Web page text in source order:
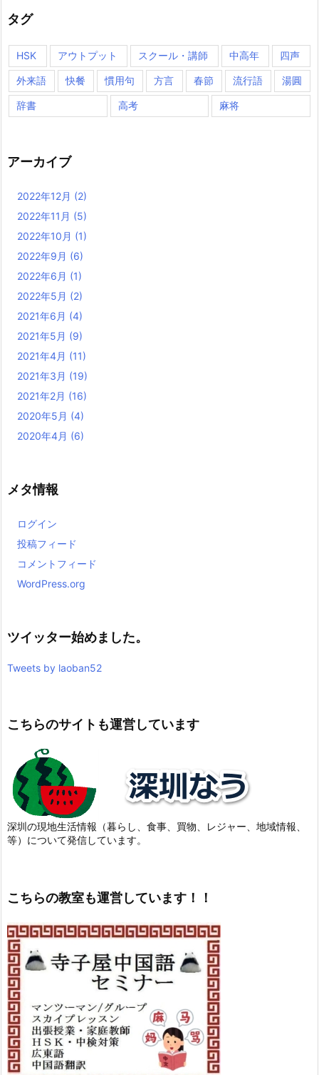
タグ
HSK アウトプット スクール・講師 中高年 四声
外来語 快餐 慣用句 方言 春節 流行語 湯圓
辞書 高考 麻将
アーカイブ
2022年12月 (2)
2022年11月 (5)
2022年10月 (1)
2022年9月 (6)
2022年6月 (1)
2022年5月 (2)
2021年6月 (4)
2021年5月 (9)
2021年4月 (11)
2021年3月 (19)
2021年2月 (16)
2020年5月 (4)
2020年4月 (6)
メタ情報
ログイン
投稿フィード
コメントフィード
WordPress.org
ツイッター始めました。
Tweets by laoban52
こちらのサイトも運営しています
深圳の現地生活情報（暮らし、食事、買物、レジャー、地域情報、
等）について発信しています。
こちらの教室も運営しています！！